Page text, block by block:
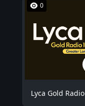
0
Lyca Gold Radio